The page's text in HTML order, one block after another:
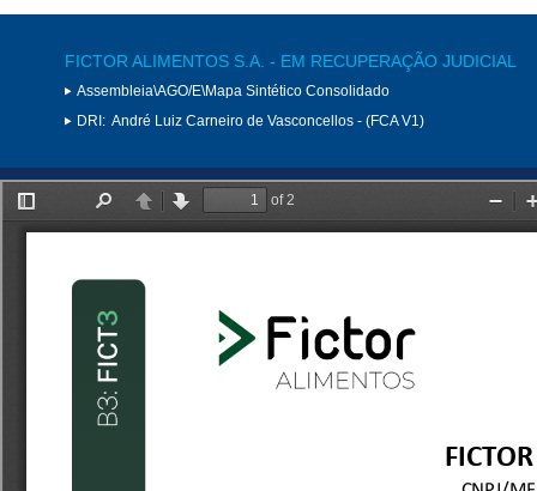
FICTOR ALIMENTOS S.A. - EM RECUPERAÇÃO JUDICIAL
Assembleia\AGO/E\Mapa Sintético Consolidado
DRI: André Luiz Carneiro de Vasconcellos - (FCA V1)